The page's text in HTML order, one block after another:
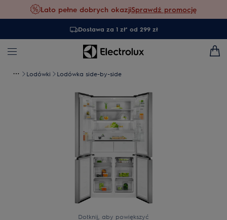
Lato pełne dobrych okazjiSprawdź promocję
Dostawa za 1 zł* od 299 zł
Lodówki Lodówka side-by-side
Dotknij, aby powiększyć